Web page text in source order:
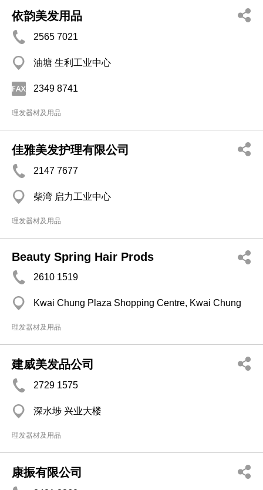
依韵美发用品
2565 7021
油塘 生利工业中心
2349 8741
理发器材及用品
佳雅美发护理有限公司
2147 7677
柴湾 启力工业中心
理发器材及用品
Beauty Spring Hair Prods
2610 1519
Kwai Chung Plaza Shopping Centre, Kwai Chung
理发器材及用品
建威美发品公司
2729 1575
深水埗 兴业大楼
理发器材及用品
康振有限公司